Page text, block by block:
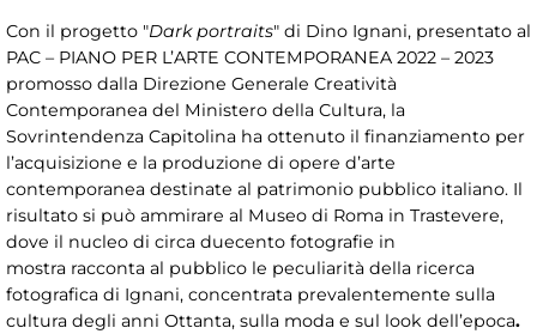
Con il progetto "Dark portraits" di Dino Ignani, presentato al
PAC – PIANO PER L’ARTE CONTEMPORANEA 2022 – 2023
promosso dalla Direzione Generale Creatività
Contemporanea del Ministero della Cultura, la
Sovrintendenza Capitolina ha ottenuto il finanziamento per
l’acquisizione e la produzione di opere d’arte
contemporanea destinate al patrimonio pubblico italiano. Il
risultato si può ammirare al Museo di Roma in Trastevere,
dove il nucleo di circa duecento fotografie in
mostra racconta al pubblico le peculiarità della ricerca
fotografica di Ignani, concentrata prevalentemente sulla
cultura degli anni Ottanta, sulla moda e sul look dell’epoca.